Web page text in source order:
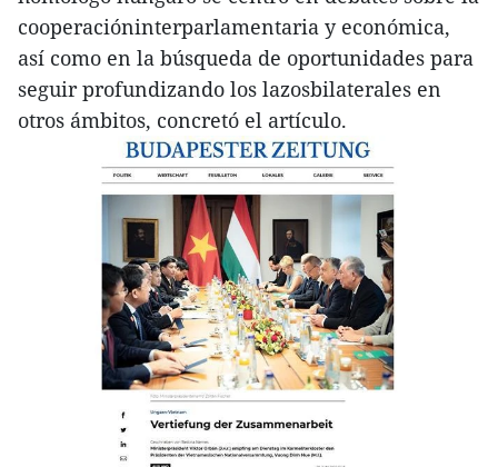
cooperacióninterparlamentaria y económica,
así como en la búsqueda de oportunidades para
seguir profundizando los lazosbilaterales en
otros ámbitos, concretó el artículo.